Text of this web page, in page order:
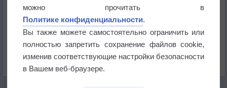
Атмосфера начала замерзать
можно прочитать в
Политике конфиденциальности.
Вы также можете самостоятельно ограничить или
полностью запретить сохранение файлов cookie,
изменив соответствующие настройки безопасности
в Вашем веб-браузере.